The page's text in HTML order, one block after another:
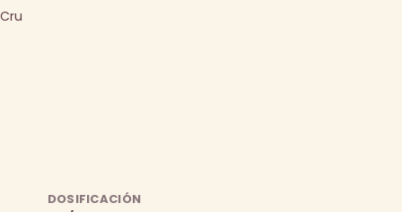
DOSIFICACIÓN